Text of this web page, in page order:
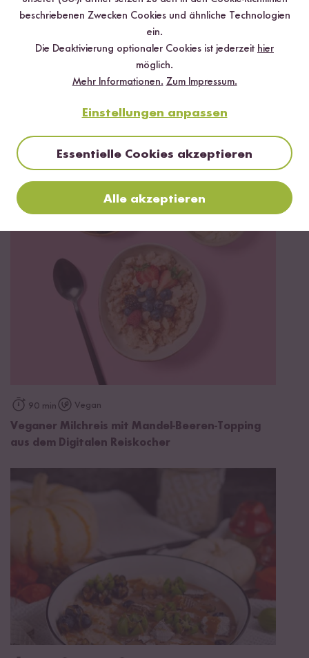
✔️ Inklusive Tipps & Tricks für die Zubereitung
*Das Digitale Rezeptbuch wird dir nach vollständiger Anmeldung zum Newsletter
per E-Mail zugeschickt.
Mehr Rezepte mit Bio Milch Reis
90 min Vegan
Veganer Milchreis mit Mandel-Beeren-Topping
aus dem Digitalen Reiskocher
beschriebenen Zwecken Cookies und ähnliche Technologien
ein.
Die Deaktivierung optionaler Cookies ist jederzeit hier
möglich.
Mehr Informationen. Zum Impressum.
Einstellungen anpassen
Essentielle Cookies akzeptieren
Alle akzeptieren